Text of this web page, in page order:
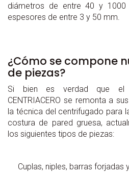
diámetros de entre 40 y
espesores de entre 3 y 50 mm.
¿Cómo se compone
de piezas?
Si bien es verdad que el
CENTRIACERO se remonta a
la técnica del centrifugado para
costura de pared gruesa,
los siguientes tipos de piezas:
Cuplas, niples, barras forjadas